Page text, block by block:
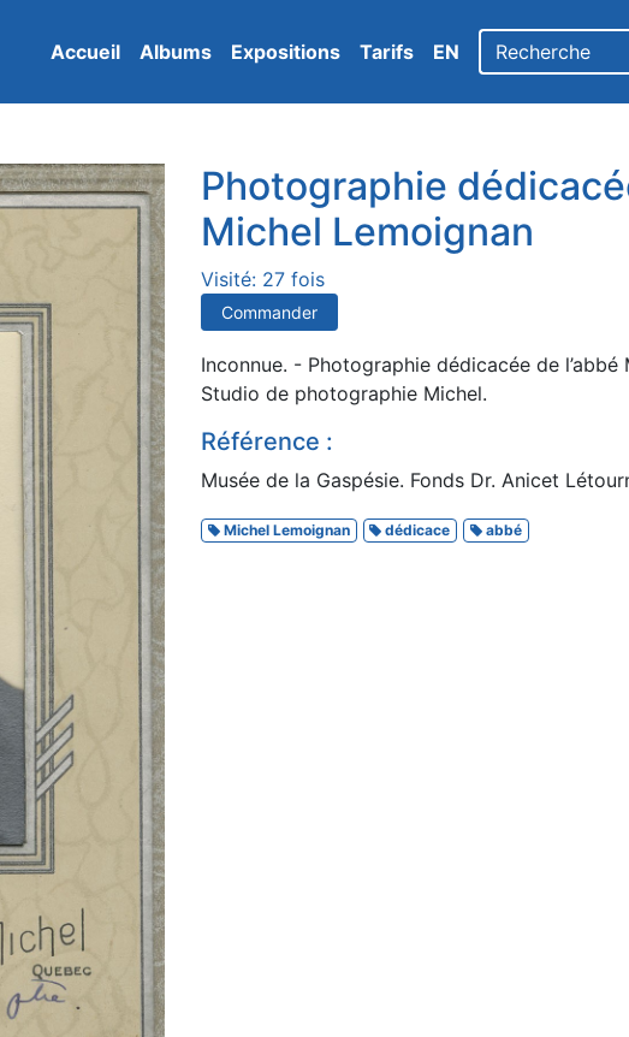
Accueil Albums Expositions Tarifs EN
Photographie
Michel Lemoignan
Visité: 27 fois
Commander
Inconnue. - Photographie dédicacée de l’abbé
Studio de photographie Michel.
Référence :
Musée de la Gaspésie. Fonds Dr. Anicet
Michel Lemoignan dédicace abbé